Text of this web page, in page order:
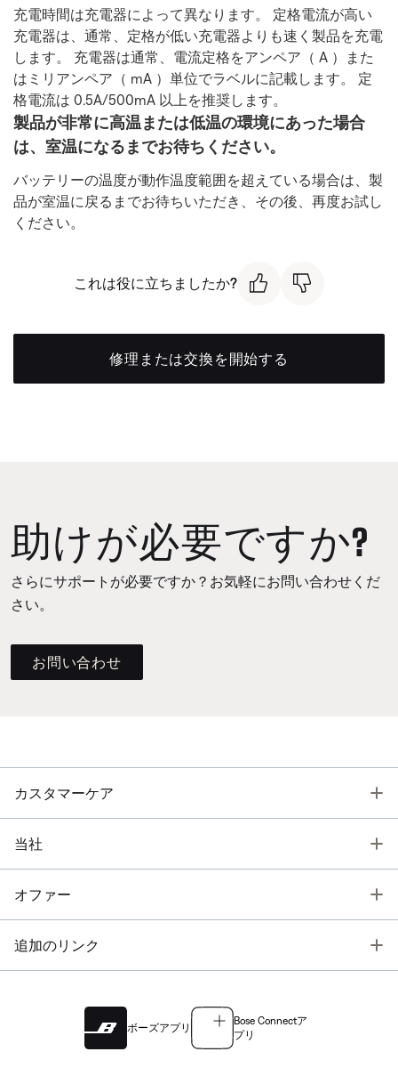
充電時間は充電器によって異なります。 定格電流が高い
充電器は、通常、定格が低い充電器よりも速く製品を充電
します。 充電器は通常、電流定格をアンペア（ A ）また
はミリアンペア（ mA ）単位でラベルに記載します。 定
格電流は 0.5A/500mA 以上を推奨します。
製品が非常に高温または低温の環境にあった場合
は、室温になるまでお待ちください。
バッテリーの温度が動作温度範囲を超えている場合は、製
品が室温に戻るまでお待ちいただき、その後、再度お試し
ください。
これは役に立ちましたか?
修理または交換を開始する
助けが必要ですか?
さらにサポートが必要ですか？お気軽にお問い合わせくだ
さい。
お問い合わせ
カスタマーケア
当社
オファー
追加のリンク
ボーズアプリ
Bose Connectア
プリ